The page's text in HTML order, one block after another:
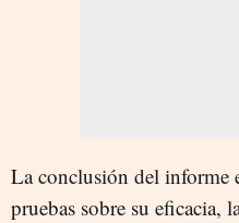
La conclusión del informe
pruebas sobre su eficacia,